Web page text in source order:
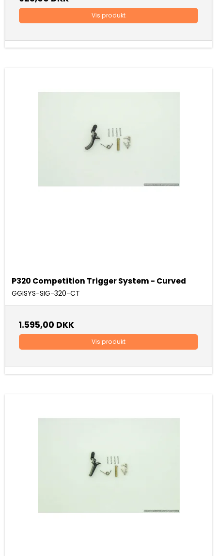
Vis produkt
P320 Competition Trigger System - Curved
GGISYS-SIG-320-CT
1.595,00 DKK
Vis produkt